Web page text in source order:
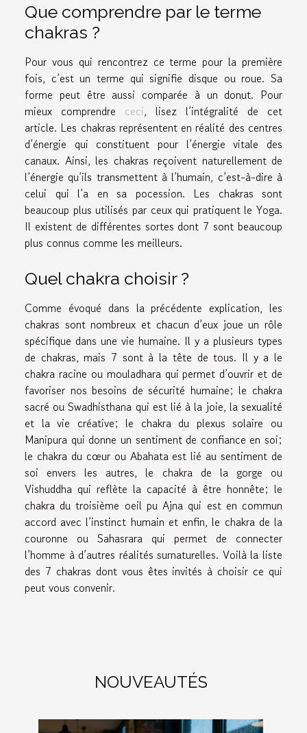
Que comprendre par le terme
chakras ?
Pour vous qui rencontrez ce terme pour la première
fois, c’est un terme qui signifie disque ou roue. Sa
forme peut être aussi comparée à un donut. Pour
mieux comprendre ceci, lisez l’intégralité de cet
article. Les chakras représentent en réalité des centres
d’énergie qui constituent pour l’énergie vitale des
canaux. Ainsi, les chakras reçoivent naturellement de
l’énergie qu’ils transmettent à l’humain, c’est-à-dire à
celui qui l’a en sa pocession. Les chakras sont
beaucoup plus utilisés par ceux qui pratiquent le Yoga.
Il existent de différentes sortes dont 7 sont beaucoup
plus connus comme les meilleurs.
Quel chakra choisir ?
Comme évoqué dans la précédente explication, les
chakras sont nombreux et chacun d’eux joue un rôle
spécifique dans une vie humaine. Il y a plusieurs types
de chakras, mais 7 sont à la tête de tous. Il y a le
chakra racine ou mouladhara qui permet d’ouvrir et de
favoriser nos besoins de sécurité humaine; le chakra
sacré ou Swadhisthana qui est lié à la joie, la sexualité
et la vie créative; le chakra du plexus solaire ou
Manipura qui donne un sentiment de confiance en soi;
le chakra du cœur ou Abahata est lié au sentiment de
soi envers les autres, le chakra de la gorge ou
Vishuddha qui reflète la capacité à être honnête; le
chakra du troisième oeil pu Ajna qui est en commun
accord avec l’instinct humain et enfin, le chakra de la
couronne ou Sahasrara qui permet de connecter
l’homme à d’autres réalités surnaturelles. Voilà la liste
des 7 chakras dont vous êtes invités à choisir ce qui
peut vous convenir.
NOUVEAUTÉS